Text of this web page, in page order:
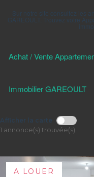
Sur notre site consultez les
GAREOULT. Trouvez votre
Achat / Vente
Immobilier GAREOULT
Afficher la carte
1 annonce(s) trouvée(s)
A LOUER